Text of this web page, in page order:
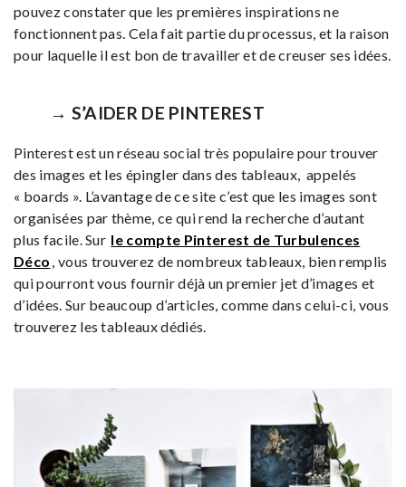
pouvez constater que les premières inspirations ne
fonctionnent pas. Cela fait partie du processus, et la raison
pour laquelle il est bon de travailler et de creuser ses idées.
→ S’AIDER DE PINTEREST
Pinterest est un réseau social très populaire pour trouver
des images et les épingler dans des tableaux, appelés
« boards ». L’avantage de ce site c’est que les images sont
organisées par thème, ce qui rend la recherche d’autant
plus facile. Sur le compte Pinterest de Turbulences
Déco , vous trouverez de nombreux tableaux, bien remplis
qui pourront vous fournir déjà un premier jet d’images et
d’idées. Sur beaucoup d’articles, comme dans celui-ci, vous
trouverez les tableaux dédiés.